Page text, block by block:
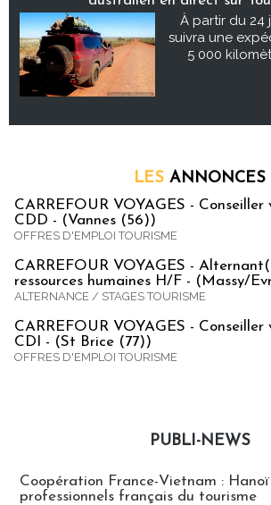
À partir du 24
suivra une
5 000
LES ANNONCES
CARREFOUR VOYAGES - Conseiller
CDD - (Vannes (56))
OFFRES D'EMPLOI TOURISME
CARREFOUR VOYAGES -
ressources humaines H/F - (Massy/
ALTERNANCE / STAGES TOURISME
CARREFOUR VOYAGES - Conseiller
CDI - (St Brice (77))
OFFRES D'EMPLOI TOURISME
PUBLI-NEWS
Coopération France-Vietnam :
professionnels français du tourisme